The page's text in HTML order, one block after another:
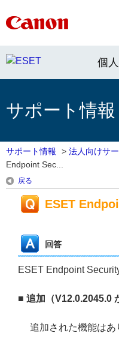
個
サポート情
サポート情報 > 法人向けサ
Endpoint Sec...
戻る
ESET
回答
ESET Endpoint
■ 追加（V12.0.2045.0
追加された機能はあ